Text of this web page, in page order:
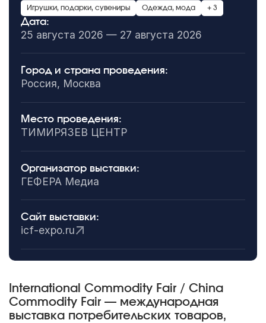
Игрушки, подарки, сувениры Одежда, мода + 3
Дата:
25 августа 2026 — 27 августа 2026
Город и страна проведения:
Россия, Москва
Место проведения:
ТИМИРЯЗЕВ ЦЕНТР
Организатор выставки:
ГЕФЕРА Медиа
Сайт выставки:
icf-expo.ru
International Commodity Fair / China
Commodity Fair — международная
выставка потребительских товаров,